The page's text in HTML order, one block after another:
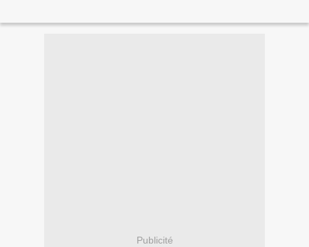
Publicité